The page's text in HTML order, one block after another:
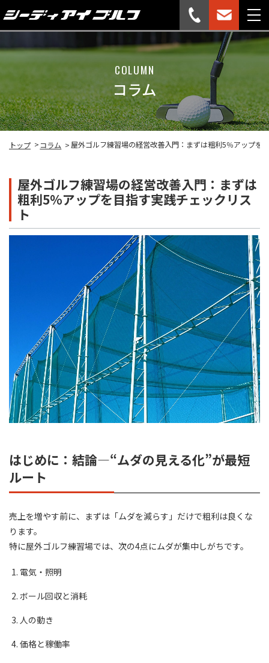
COLUMN
コラム
トップ コラム 屋外ゴルフ練習場の経営改善入門：まずは粗利5％アップを
屋外ゴルフ練習場の経営改善入門：まずは
粗利5％アップを目指す実践チェックリス
ト
はじめに：結論—“ムダの見える化”が最短
ルート
売上を増やす前に、まずは「ムダを減らす」だけで粗利は良くな
ります。
特に屋外ゴルフ練習場では、次の4点にムダが集中しがちです。
電気・照明
ボール回収と消耗
人の動き
価格と稼働率